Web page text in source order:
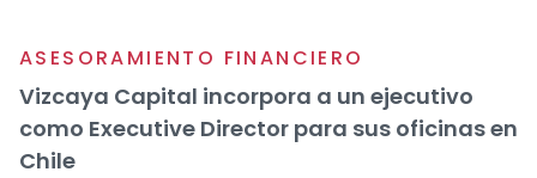
ASESORAMIENTO FINANCIERO
Vizcaya Capital incorpora a un ejecutivo
como Executive Director para sus oficinas en
Chile